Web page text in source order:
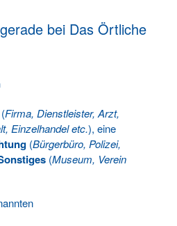
bei Das Örtliche
(Firma, Dienstleister, Arzt,
Einzelhandel etc.), eine
(Bürgerbüro, Polizei,
(Museum, Verein